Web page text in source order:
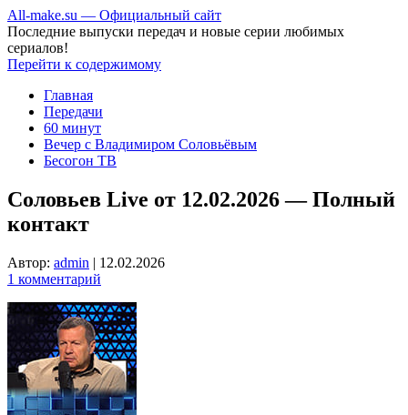
All-make.su — Официальный сайт
Последние выпуски передач и новые серии любимых
сериалов!
Перейти к содержимому
Главная
Передачи
60 минут
Вечер с Владимиром Соловьёвым
Бесогон ТВ
Соловьев Live от 12.02.2026 — Полный
контакт
Автор: admin | 12.02.2026
1 комментарий